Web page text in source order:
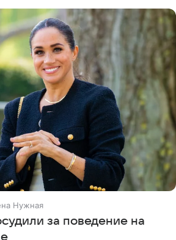
Нужная
за поведение на